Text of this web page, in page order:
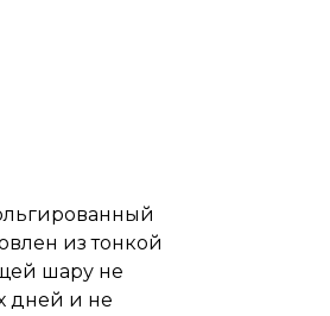
из тонкой
шару не
дней и не